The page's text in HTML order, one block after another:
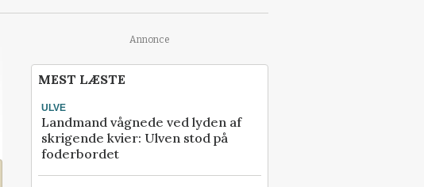
Annonce
MEST LÆSTE
ULVE
Landmand vågnede ved lyden af
skrigende kvier: Ulven stod på
foderbordet